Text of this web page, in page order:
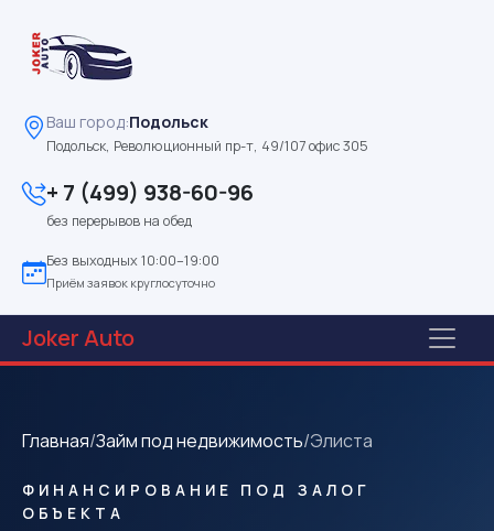
Ваш город:Подольск
Подольск, Революционный пр-т, 49/107 офис 305
+ 7 (499) 938-60-96
без перерывов на обед
Без выходных 10:00–19:00
Приём заявок круглосуточно
JokerAuto
Главная/Займ под недвижимость/Элиста
ФИНАНСИРОВАНИЕ ПОД ЗАЛОГ
ОБЪЕКТА